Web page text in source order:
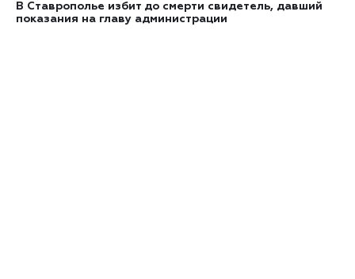
В Ставрополье избит до смерти свидетель, давший
показания на главу администрации